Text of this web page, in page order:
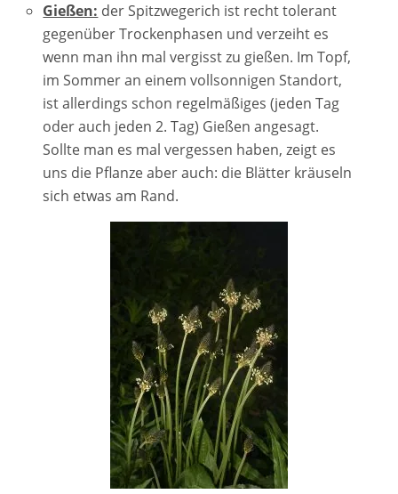
Gießen: der Spitzwegerich ist recht tolerant
gegenüber Trockenphasen und verzeiht es
wenn man ihn mal vergisst zu gießen. Im Topf,
im Sommer an einem vollsonnigen Standort,
ist allerdings schon regelmäßiges (jeden Tag
oder auch jeden 2. Tag) Gießen angesagt.
Sollte man es mal vergessen haben, zeigt es
uns die Pflanze aber auch: die Blätter kräuseln
sich etwas am Rand.